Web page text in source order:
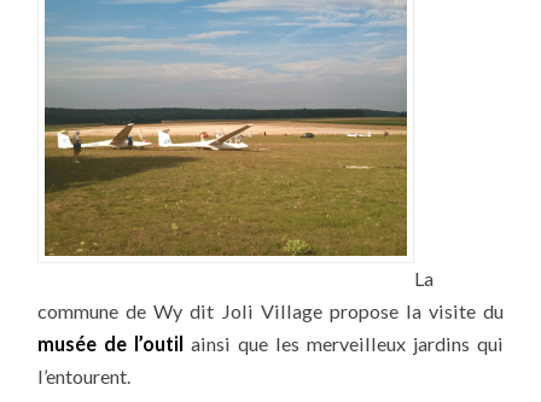
La
commune de Wy dit Joli Village propose la visite du
musée de l’outil ainsi que les merveilleux jardins qui
l’entourent.